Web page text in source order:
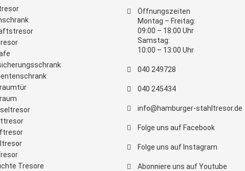
Tresore
Öffnungszeiten
Montag – Freitag:
09:00 – 18:00 Uhr
Samstag:
10:00 – 13:00 Uhr
040 249728
040 245434
info@hamburger-stahltresor.de
Folge uns auf Facebook
Folge uns auf Instagram
Abonniere uns auf Youtube